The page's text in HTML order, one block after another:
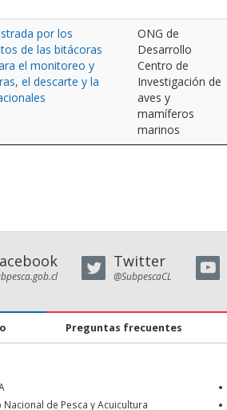
por los
de las bitácoras
el monitoreo y
el descarte y la
ONG de
Desarrollo
Centro de
Investigación de
aves y
mamíferos
marinos
Twitter
@SubpescaCL
Preguntas frecuentes
Nacional de Pesca y Acuicultura